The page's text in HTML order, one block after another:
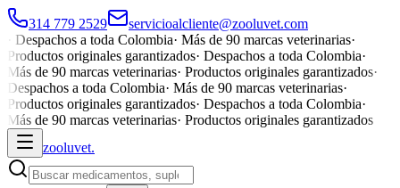
314 779 2529
servicioalcliente@zooluvet.com
Despachos a toda Colombia· Más de 90 marcas veterinarias·
Productos originales garantizados· Despachos a toda Colombia·
Más de 90 marcas veterinarias· Productos originales garantizados·
Despachos a toda Colombia· Más de 90 marcas veterinarias·
Productos originales garantizados· Despachos a toda Colombia·
Más de 90 marcas veterinarias· Productos originales garantizados
zooluvet.